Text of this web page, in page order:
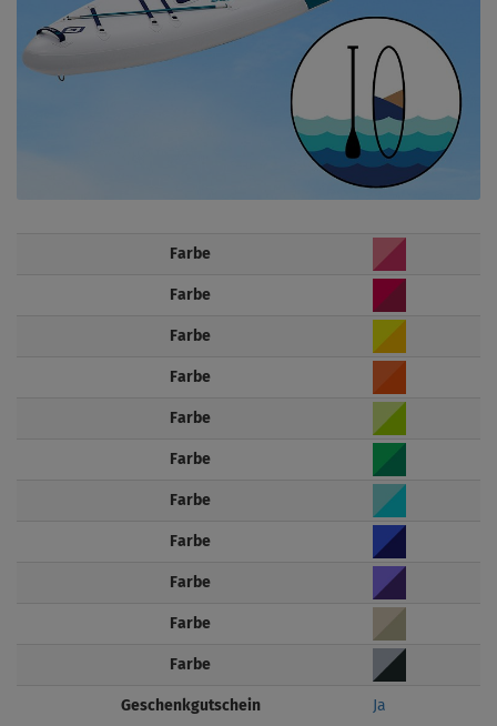
Farbe
Farbe
Farbe
Farbe
Farbe
Farbe
Farbe
Farbe
Farbe
Farbe
Farbe
Geschenkgutschein Ja